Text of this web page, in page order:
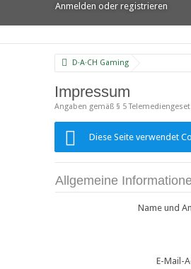
Anmelden oder registrieren
D·A·CH Gaming
Impressum
Angaben gemäß § 5
Diese Seite verwendet
Allgemeine
Name und
E-Mail-